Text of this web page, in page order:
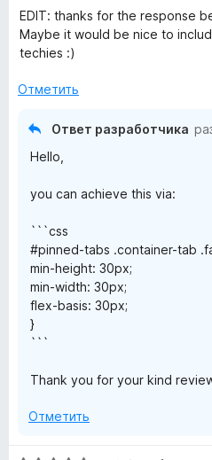
з
5
н
а
5
з
EDIT: thanks for the response
Maybe it would be nice to
techies :)
Отметить
Ответ разработчика
Hello,
you can achieve this via:
```css
#pinned-tabs .container-tab
min-height: 30px;
min-width: 30px;
flex-basis: 30px;
}
```
Thank you for your kind
Отметить